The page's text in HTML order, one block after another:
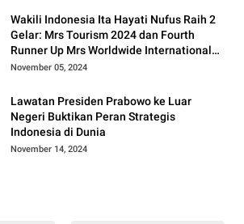
Wakili Indonesia Ita Hayati Nufus Raih 2
Gelar: Mrs Tourism 2024 dan Fourth
Runner Up Mrs Worldwide International
2024, di Pemilihan Mrs Worldwide 2024
November 05, 2024
Lawatan Presiden Prabowo ke Luar
Negeri Buktikan Peran Strategis
Indonesia di Dunia
November 14, 2024